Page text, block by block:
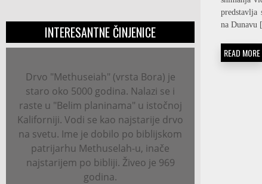
INTERESANTNE ČINJENICE
Drvo "Methuseiah" (vrsta Bora) je
staro oko 5000 godina. Nalazi se i
raste u "Belim planinama" u istočnoj
Kaliforniji. Vodi se kao najstarije drvo
na svetu. Ime je dobilo po biblijskom
patrijarhu Methuselah-u, inače
najstarijem po bibliji. Živeo je 969
godina.
predstavlja
na
READ MORE